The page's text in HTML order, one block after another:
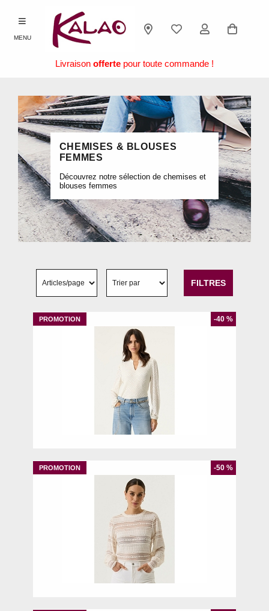
MENU
Livraison offerte pour toute commande !
CHEMISES & BLOUSES
FEMMES
Découvrez notre sélection de chemises et
blouses femmes
FILTRES
-40 %
M
-50 %
XL